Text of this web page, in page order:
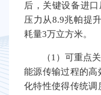
后，关键设备进
压力从8.9兆帕提
耗量3万立方米。
（1）可重点
能源传输过程的高
化特性使得传统调